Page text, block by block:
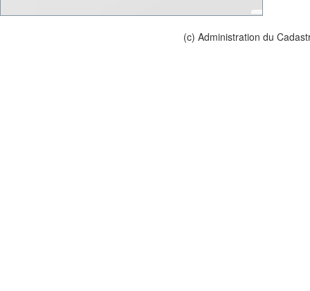
(c) Administration du